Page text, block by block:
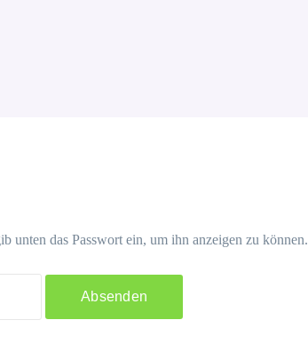
unten das Passwort ein, um ihn anzeigen zu können.